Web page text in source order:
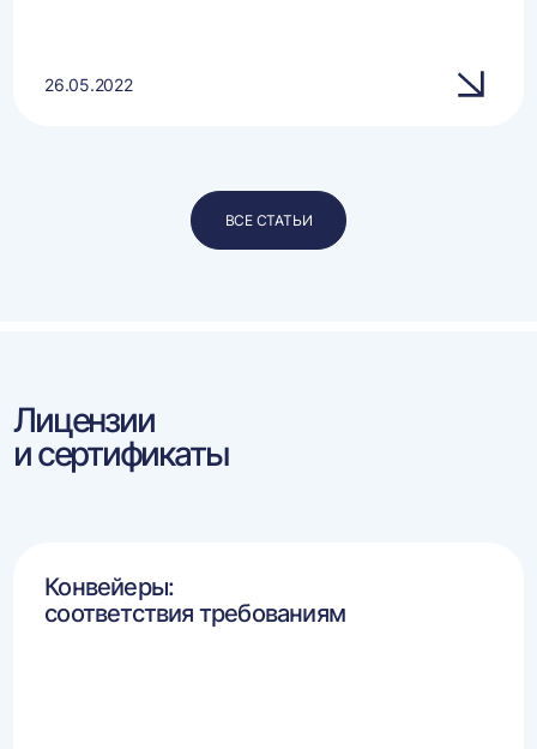
26.05.2022
ВСЕ СТАТЬИ
Лицензии
и сертификаты
Конвейеры:
соответствия требованиям